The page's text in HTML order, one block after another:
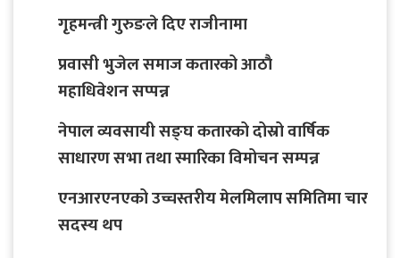
गृहमन्त्री गुरुङले दिए राजीनामा
प्रवासी भुजेल समाज कतारको आठाै
महाधिवेशन सप्पन्न
नेपाल व्यवसायी सङ्घ कतारको दोस्रो वार्षिक
साधारण सभा तथा स्मारिका विमोचन सम्पन्न
एनआरएनएको उच्चस्तरीय मेलमिलाप समितिमा चार
सदस्य थप